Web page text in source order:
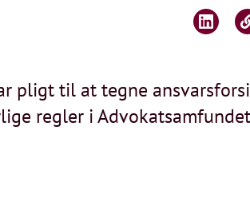
pligt til at tegne
regler i